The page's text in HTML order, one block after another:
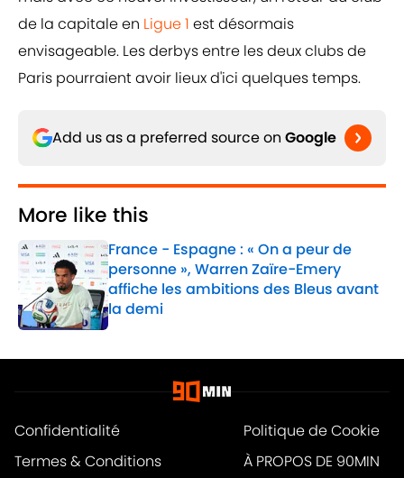
de la capitale en Ligue 1 est désormais
envisageable. Les derbys entre les deux clubs de
Paris pourraient avoir lieux d'ici quelques temps.
Add us as a preferred source on Google
More like this
France - Espagne : « On a peur de
personne », Warren Zaïre-Emery
affiche les ambitions des Bleus avant
la demi
Published by on Invalid Date
Confidentialité
Politique de Cookie
Termes & Conditions
À PROPOS DE 90MIN